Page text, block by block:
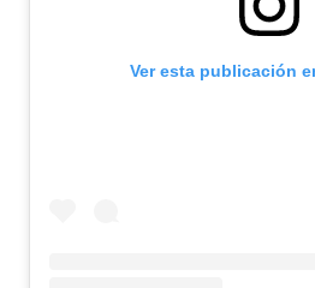
Ver esta publicación